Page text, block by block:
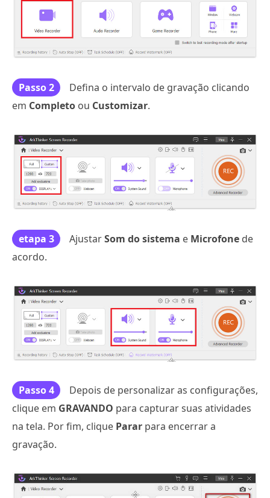
Passo 2
Defina o intervalo de gravação clicando
em Completo ou Customizar.
etapa 3 AjustarSom do sistema e Microfone de
acordo.
Passo 4
Depois de personalizar as configurações,
clique em GRAVANDO para capturar suas atividades
na tela. Por fim, clique Parar para encerrar a
gravação.